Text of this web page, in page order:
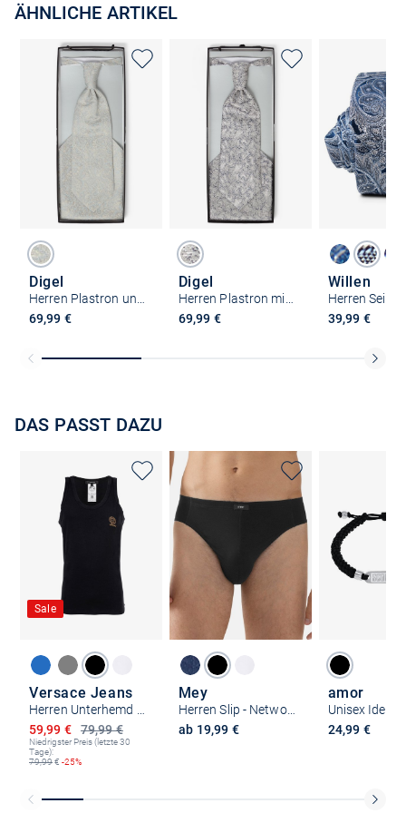
ÄHNLICHE ARTIKEL
Digel
69,99 €
Digel
69,99 €
Willen
39,99 €
DAS PASST DAZU
Sale
Versace Jeans
79,99 €
Ermäßigter Preis
59,99 €
Niedrigster Preis (letzte 30
Tage):
79,99€ -25%
Mey
Herren Slip - Network
ab 19,99 €
amor
24,99 €